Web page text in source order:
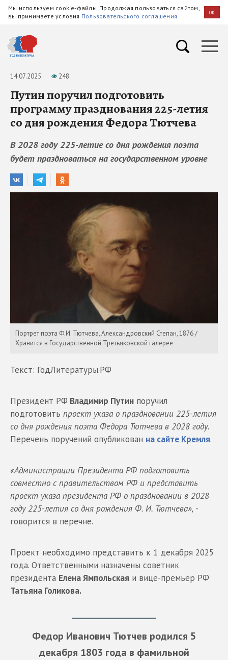
Мы используем cookie-файлы. Продолжая пользоваться сайтом,
вы принимаете условия Пользовательского соглашения OK
14.07.2025 248
Путин поручил подготовить
программу празднования 225-летия
со дня рождения Федора Тютчева
В 2028 году 225-летие со дня рождения поэта
будет праздноваться на государственном уровне
Портрет поэта Ф.И. Тютчева, Александровский Степан, 1876 /
Хранится в Государственной Третьяковской галерее
Текст: ГодЛитературы.РФ
Президент РФ Владимир Путин поручил
подготовить проект указа о праздновании 225-летия
со дня рождения поэта Федора Тютчева в 2028 году.
Перечень поручений опубликован на сайте Кремля.
«Администрации Президента РФ подготовить
совместно с правительством РФ и представить
проект указа президента РФ о праздновании в 2028
году 225-летия со дня рождения Ф. И. Тютчева», -
говорится в перечне.
Проект необходимо представить к 1 декабря 2025
года. Ответственными назначены советник
президента Елена Ямпольская и вице-премьер РФ
Татьяна Голикова.
Федор Иванович Тютчев родился 5
декабря 1803 года в фамильной